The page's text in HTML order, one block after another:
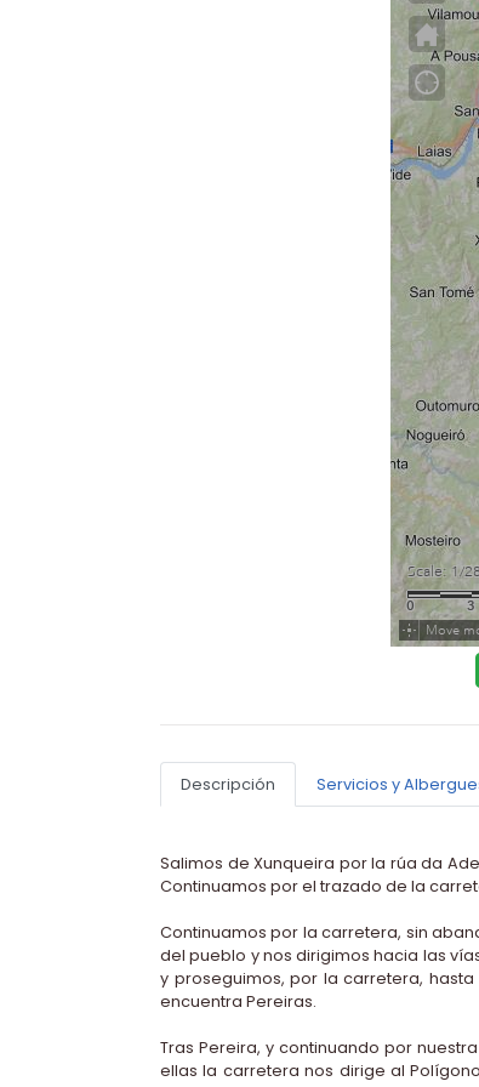
Descripción Servicios y
Salimos de Xunqueira por la rúa da
Continuamos por el trazado de la
Continuamos por la carretera, sin
del pueblo y nos dirigimos hacia las
y proseguimos, por la carretera,
encuentra Pereiras.
Tras Pereira, y continuando por
ellas la carretera nos dirige al